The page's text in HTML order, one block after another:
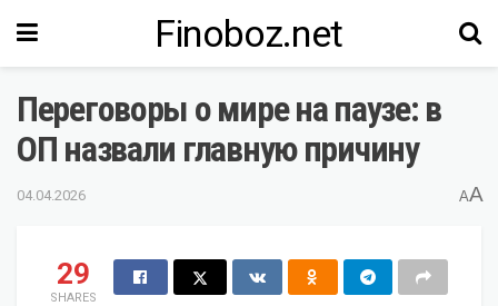
Finoboz.net
Переговоры о мире на паузе: в
ОП назвали главную причину
04.04.2026 AA
29
SHARES